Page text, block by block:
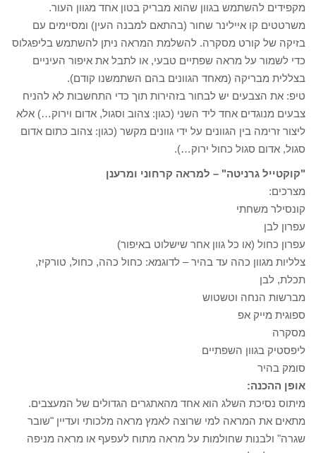
מקפידים להשתמש בגוון שהוא מבריק בטון אחד מגוון העור.
משרטטים קו איילינר שחור (בהתאם למבנה העין) ומסיימים עם
בזיקה של קורט מסקרה. להשלמת המראה ניתן להשתמש בליפגלוס
כדי לשמור על מראה שפתיים טבעי, או לתבל את איפור העיניים
בצללית מבריקה (מאחד הגוונים בהם השתמשנו קודם).
טיפ: את הצבעים יש לבחור בזהירות תוך כדי התחשבות לא להניח
צבעים מנוגדים אחד ליד השני (כגון: צהוב וסגול, אדום וירוק…) אלא
ליצור זרימה בין הגוונים על ידי גוונים מקשר (כגון: צהוב כתום אדום
סגול, אדום סגול כחול ירוק…).
"קוקטייל גרניטה" – למראה קרחוני ומרענן
מצרכים:
קונסילר משחתי
עפרון לבן
עפרון כחול (או כל גוון אחר שישלוט באיפור)
צלליות מגוון כהה עד בהיר – לדוגמא: כחול כהה, כחול, טורקיז,
תכלת, לבן
מברשות הנחה וטשטוש
ספוגית מייק אפ
מסקרה
ליפסטיק בגוון השפתיים
סומק בהיר
אופן ההכנה:
מיתוס נסיכת השלג הוא אחד מהאתגרים הגדולים של המעצבים.
מתאים את המראה למי שרוצה לאמץ מראה מלכותי ועדיין "שובר
שגרה" ולבנות שחולמות על מראה מתוח לעפעף או מראה מניפה